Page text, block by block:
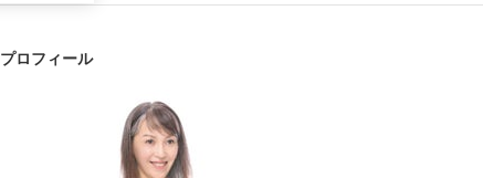
プロフィール